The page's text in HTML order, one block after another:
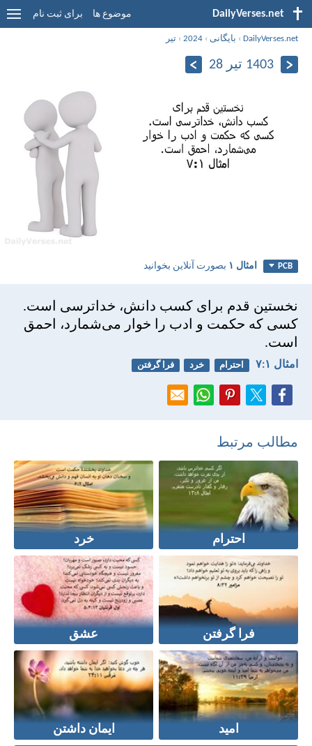
DailyVerses.net موضوع ها برای ثبت نام
DailyVerses.net
› بایگانی ›
2024
›تیر
1403 تیر 28
PCB امثال ۱ بصورت آنلاین بخوانید
نخستين قدم برای كسب دانش، خداترسی است.
كسی كه حكمت و ادب را خوار می‌شمارد، احمق
است.
امثال ۱:‏۷ احترام خرد فرا گرفتن
مطالب مرتبط
احترام خرد
فرا گرفتن عشق
امید ایمان داشتن